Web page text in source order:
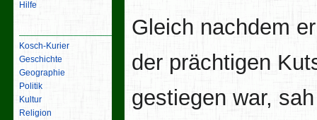
Gleich nachdem
der prächtigen
gestiegen war,
Hilfe
Kosch-Kurier
Geschichte
Geographie
Politik
Kultur
Religion